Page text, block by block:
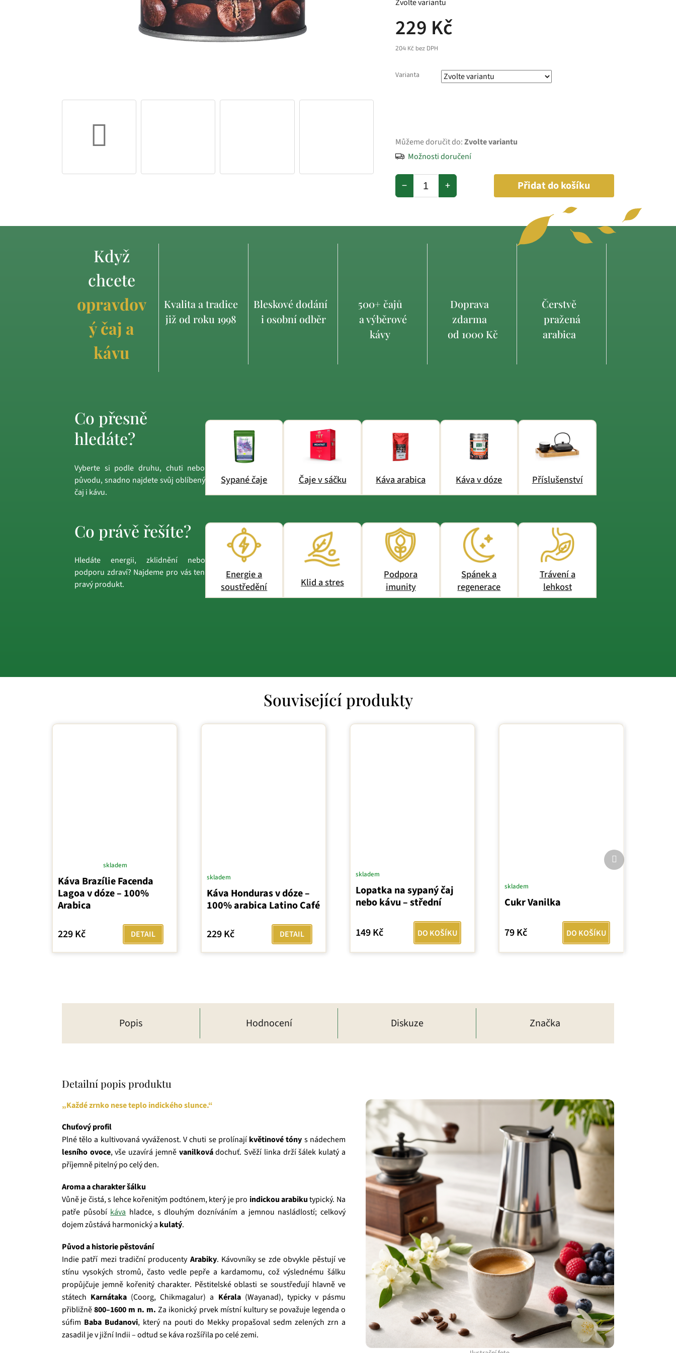
229 Kč
204 Kč bez DPH
Zvolte variantu
Varianta
Můžeme doručit do:Zvolte variantu
Možnosti doručení
+
− Přidat do košíku
Když
chcete
opravdov
ý čaj a
kávu
Kvalita a tradice
již od roku 1998
Bleskové dodání
i osobní odběr
500+ čajů
a výběrové
kávy
Doprava
zdarma
od 1000 Kč
Čerstvě
pražená
arabica
Co přesně
hledáte?
Vyberte si podle druhu, chuti nebo
původu, snadno najdete svůj oblíbený
čaj i kávu.
Sypané čaje Čaje v sáčku Káva arabica Káva v dóze Příslušenství
Co právě řešíte?
Hledáte energii, zklidnění nebo
podporu zdraví? Najdeme pro vás ten
pravý produkt.
Energie a
soustředění
Klid a stres
Podpora
imunity
Spánek a
regenerace
Trávení a
lehkost
Související produkty
Káva Brazílie Facenda
Lagoa v dóze – 100%
Arabica
hodnocení
produktu
je
z
hvězdiček.
skladem
229 Kč DETAIL
Káva Honduras v dóze –
100% arabica Latino Café
skladem
229 Kč DETAIL
Lopatka na sypaný čaj
nebo kávu – střední
skladem
149 Kč DO KOŠÍKU
Cukr Vanilka
skladem
79 Kč DO KOŠÍKU
Další
produkt
Popis Hodnocení Diskuze Značka
Detailní popis produktu
„Každé zrnko nese teplo indického slunce.“
Chuťový profil
Plné tělo a kultivovaná vyváženost. V chuti se prolínají květinové tóny s nádechem
lesního ovoce, vše uzavírá jemně vanilkovádochuť. Svěží linka drží šálek kulatý a
příjemně pitelný po celý den.
Aroma a charakter šálku
Vůně je čistá, s lehce kořenitým podtónem, který je pro indickou arabikutypický. Na
patře působí káva hladce, s dlouhým dozníváním a jemnou nasládlostí; celkový
dojem zůstává harmonický a kulatý.
Původ a historie pěstování
Indie patří mezi tradiční producenty Arabiky. Kávovníky se zde obvykle pěstují ve
stínu vysokých stromů, často vedle pepře a kardamomu, což výslednému šálku
propůjčuje jemně kořenitý charakter. Pěstitelské oblasti se soustřeďují hlavně ve
státech Karnátaka (Coorg, Chikmagalur) a Kérala(Wayanad), typicky v pásmu
přibližně800–1600 m n. m. Za ikonický prvek místní kultury se považuje legenda o
súfim Baba Budanovi, který na pouti do Mekky propašoval sedm zelených zrn a
zasadil je v jižní Indii – odtud se káva rozšířila po celé zemi.